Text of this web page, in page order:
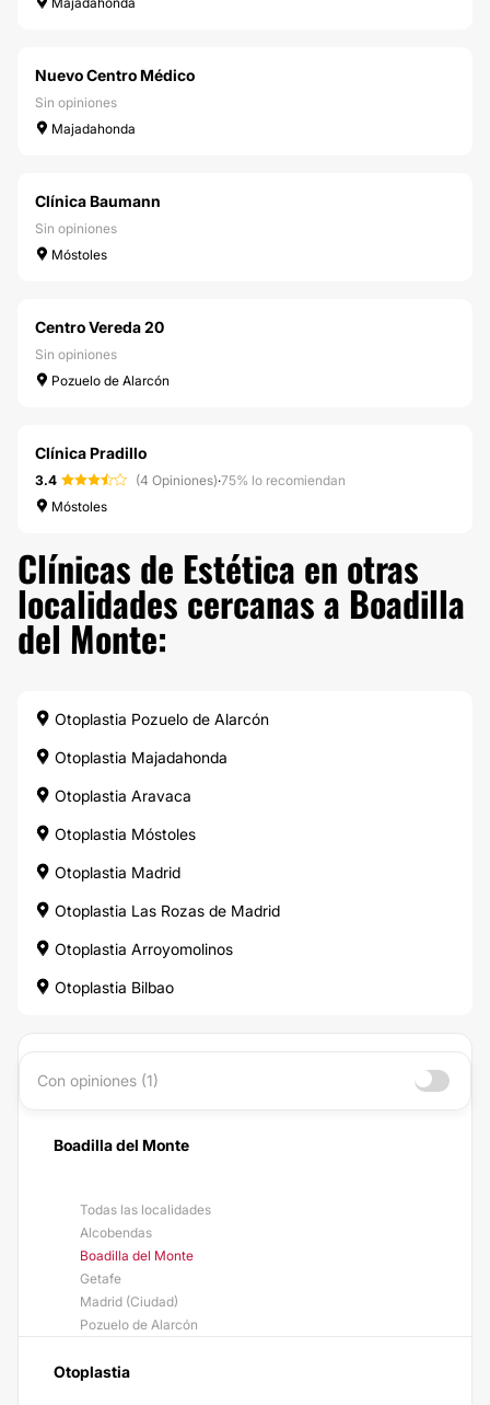
Nuevo Centro Médico
Sin opiniones
Majadahonda
Clínica Baumann
Sin opiniones
Móstoles
Centro Vereda 20
Sin opiniones
Pozuelo de Alarcón
Clínica Pradillo
3.4 (4 Opiniones)·75% lo recomiendan
Móstoles
Clínicas de Estética en otras
localidades cercanas a Boadilla
del Monte:
Otoplastia Pozuelo de Alarcón
Otoplastia Majadahonda
Otoplastia Aravaca
Otoplastia Móstoles
Otoplastia Madrid
Otoplastia Las Rozas de Madrid
Otoplastia Arroyomolinos
Otoplastia Bilbao
Con opiniones (1)
Boadilla del Monte
Todas las localidades
Alcobendas
Boadilla del Monte
Getafe
Madrid (Ciudad)
Pozuelo de Alarcón
Otoplastia